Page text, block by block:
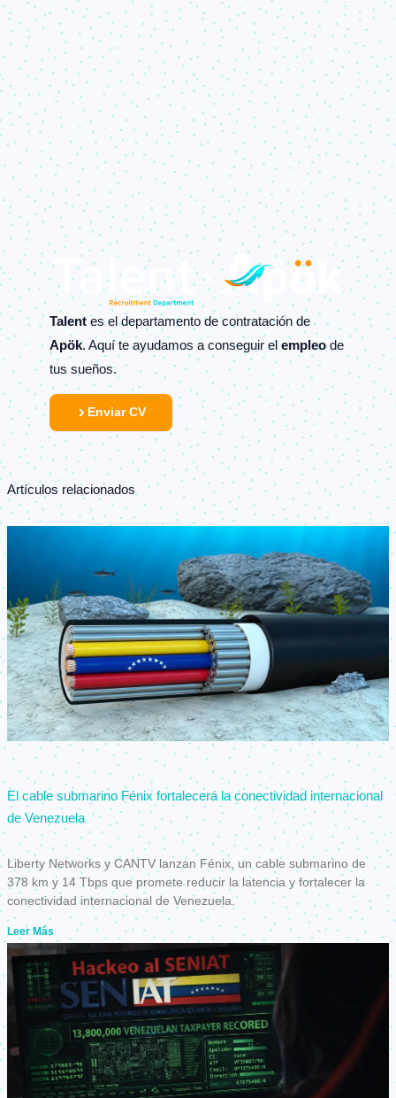
Talentes el departamento de contratación de
Apök. Aquí te ayudamos a conseguir el empleode
tus sueños.
Enviar CV
Artículos relacionados
El cable submarino Fénix fortalecerá la conectividad internacional
de Venezuela
Liberty Networks y CANTV lanzan Fénix, un cable submarino de
378 km y 14 Tbps que promete reducir la latencia y fortalecer la
conectividad internacional de Venezuela.
Leer Más